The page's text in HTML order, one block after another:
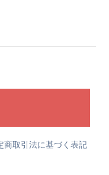
商取引法に基づく表記